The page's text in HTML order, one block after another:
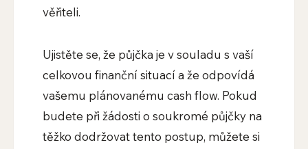
věřiteli.
Ujistěte se, že půjčka je v souladu s vaší
celkovou finanční situací a že odpovídá
vašemu plánovanému cash flow. Pokud
budete při žádosti o soukromé půjčky na
těžko dodržovat tento postup, můžete si